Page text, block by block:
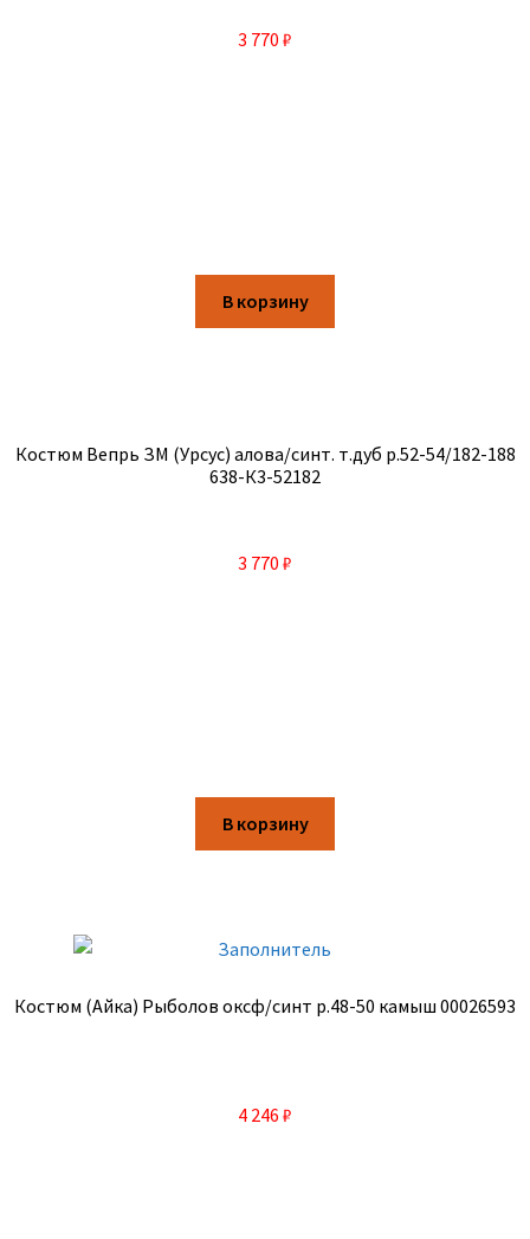
3 770 ₽
В корзину
Костюм Вепрь ЗМ (Урсус) алова/синт. т.дуб р.52-54/182-188
638-К3-52182
3 770 ₽
В корзину
Костюм (Айка) Рыболов оксф/синт р.48-50 камыш 00026593
4 246 ₽